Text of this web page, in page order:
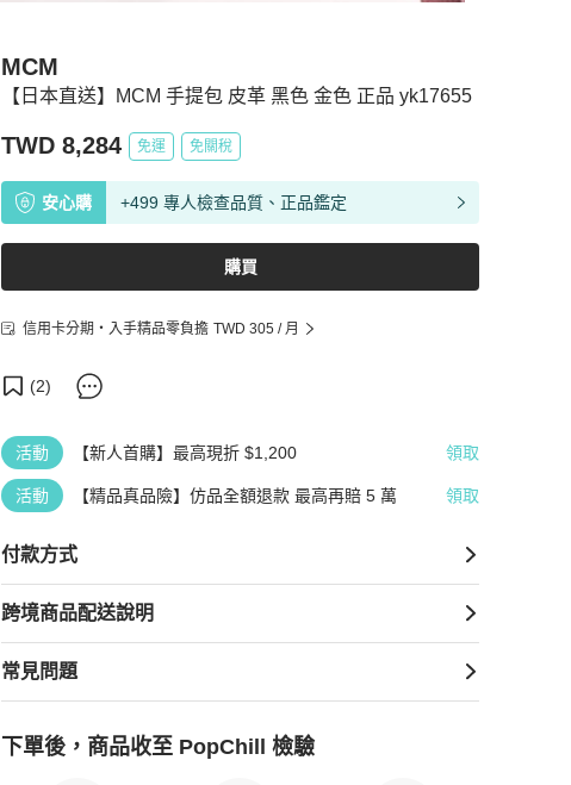
【日本直送】MCM 手提包 皮革 黑色 金色 正品 yk17655
MCM
TWD 8,284 免運 免關稅
安心購 +499 專人檢查品質、正品鑑定
購買
信用卡分期・入手精品零負擔 TWD 305 / 月
(2)
活動 【新人首購】最高現折 $1,200 領取
活動 【精品真品險】仿品全額退款 最高再賠 5 萬 領取
付款方式
跨境商品配送說明
常見問題
下單後，商品收至 PopChill 檢驗